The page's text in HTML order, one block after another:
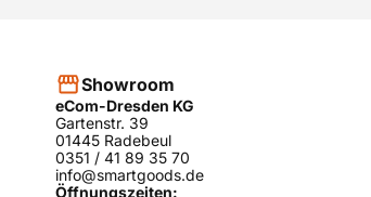
Showroom
eCom-Dresden KG
Gartenstr. 39
01445 Radebeul
0351 / 41 89 35 70
info@smartgoods.de
Öffnungszeiten: